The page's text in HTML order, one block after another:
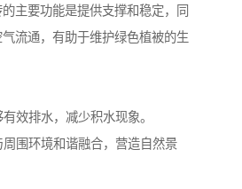
主要功能是提供支撑和稳定，同
流通，有助于维护绿色植被的生
效排水，减少积水现象。
围环境和谐融合，营造自然景